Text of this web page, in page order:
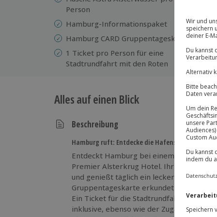
Person
Hamburg-Informationspaket
Hamburg CARD Gruppentageskarte
1 Ticket pro Person für eine
Stadtrundfahrt mit den Roten
Alles auf einen Blick
Beschreibung
Hamburg ruft: Entdecke die Hafenstadt!
Entdeckt Hamburg bei einem 2-tägigen
Premier Alsterkrug Hotel. Ihr
und genießt täglich ein leckeres
Gruppentageskarte erkundet ihr die
Ein Ticket für die Stadtrundfahrt mit den
inklusive, ebenso wie der Zugang zum